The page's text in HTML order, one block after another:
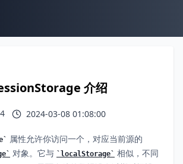
介绍
2024-03-08 01:08:00
属性允许你访问一个，对应当前源的
对象。它与 localStorage
相似，不同